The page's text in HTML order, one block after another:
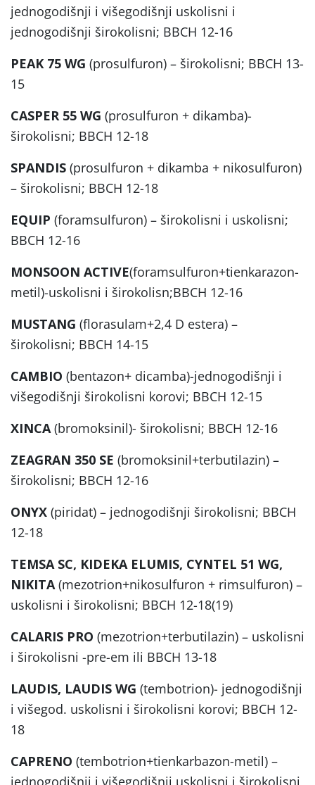
jednogodišnji i višegodišnji uskolisni i
jednogodišnji širokolisni; BBCH 12-16
PEAK 75 WG (prosulfuron) – širokolisni; BBCH 13-
15
CASPER 55 WG (prosulfuron + dikamba)-
širokolisni; BBCH 12-18
SPANDIS (prosulfuron + dikamba + nikosulfuron)
– širokolisni; BBCH 12-18
EQUIP (foramsulfuron) – širokolisni i uskolisni;
BBCH 12-16
MONSOON ACTIVE(foramsulfuron+tienkarazon-
metil)-uskolisni i širokolisn;BBCH 12-16
MUSTANG (florasulam+2,4 D estera) –
širokolisni; BBCH 14-15
CAMBIO (bentazon+ dicamba)-jednogodišnji i
višegodišnji širokolisni korovi; BBCH 12-15
XINCA (bromoksinil)- širokolisni; BBCH 12-16
ZEAGRAN 350 SE (bromoksinil+terbutilazin) –
širokolisni; BBCH 12-16
ONYX (piridat) – jednogodišnji širokolisni; BBCH
12-18
TEMSA SC, KIDEKA ELUMIS, CYNTEL 51 WG,
NIKITA (mezotrion+nikosulfuron + rimsulfuron) –
uskolisni i širokolisni; BBCH 12-18(19)
CALARIS PRO (mezotrion+terbutilazin) – uskolisni
i širokolisni -pre-em ili BBCH 13-18
LAUDIS, LAUDIS WG (tembotrion)- jednogodišnji
i višegod. uskolisni i širokolisni korovi; BBCH 12-
18
CAPRENO (tembotrion+tienkarbazon-metil) –
jednogodišnji i višegodišnji uskolisni i širokolisni